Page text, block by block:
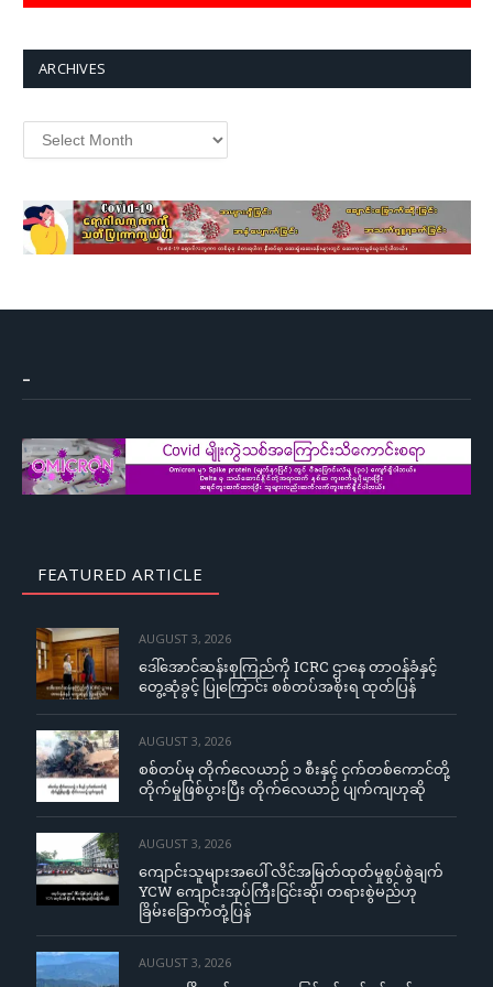
ARCHIVES
–
FEATURED ARTICLE
AUGUST 3, 2026
ဒေါ်အောင်ဆန်းစုကြည်ကို ICRC ဌာနေ တာဝန်ခံနှင့်
တွေ့ဆုံခွင့် ပြုကြောင်း စစ်တပ်အစိုးရ ထုတ်ပြန်
AUGUST 3, 2026
စစ်တပ်မှ တိုက်လေယာဉ် ၁ စီးနှင့် ငှက်တစ်ကောင်တို့
တိုက်မှုဖြစ်ပွားပြီး တိုက်လေယာဉ် ပျက်ကျဟုဆို
AUGUST 3, 2026
ကျောင်းသူများအပေါ် လိင်အမြတ်ထုတ်မှုစွပ်စွဲချက်
YCW ကျောင်းအုပ်ကြီးငြင်းဆို၊ တရားစွဲမည်ဟု
ခြိမ်းခြောက်တုံ့ပြန်
AUGUST 3, 2026